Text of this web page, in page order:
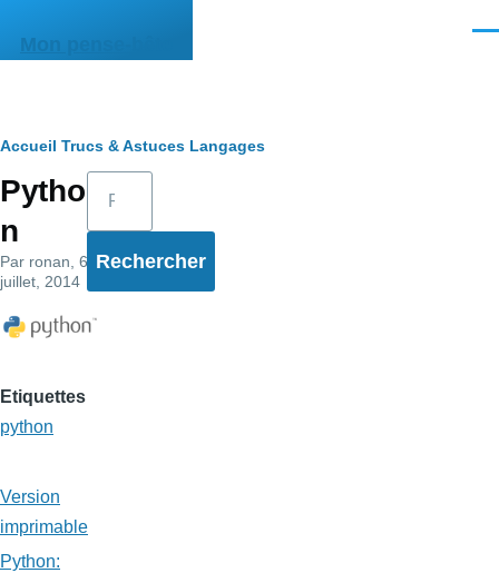
Mon pense-bête
Fil
d'Ariane
Accueil Trucs & Astuces Langages
Pytho
n
Par ronan , 6
juillet, 2014
Etiquettes
python
Version
imprimable
Python: